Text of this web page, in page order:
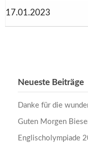
17.01.2023
Neueste Beiträge
Danke für die
Guten Morgen
Englischolympiade